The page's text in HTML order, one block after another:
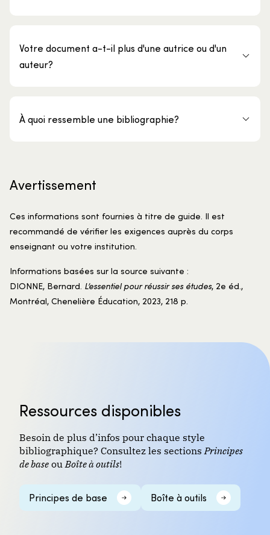
Votre document a-t-il plus d'une autrice ou d'un
auteur?
À quoi ressemble une bibliographie?
Avertissement
Ces informations sont fournies à titre de guide. Il est
recommandé de vérifier les exigences auprès du corps
enseignant ou votre institution.
Informations basées sur la source suivante :
DIONNE, Bernard. L’essentiel pour réussir ses études, 2e éd.,
Montréal, Chenelière Éducation, 2023, 218 p.
Ressources disponibles
Besoin de plus d’infos pour chaque style
bibliographique? Consultez les sections Principes
de baseou Boîte à outils!
Principes de base Boîte à outils